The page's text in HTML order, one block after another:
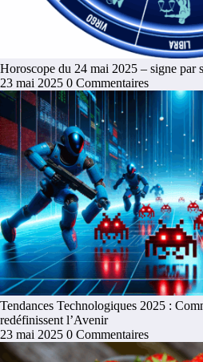
Horoscope du 24 mai 2025 – signe par
23 mai 2025 0 Commentaires
Tendances Technologiques 2025 :
redéfinissent l’Avenir
23 mai 2025 0 Commentaires